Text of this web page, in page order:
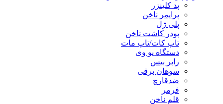
پد کلینزر
پرایمر ناخن
پلی ژل
پودر کاشت ناخن
تاپ کات/تاپ مات
دستگاه یو وی
رابر بیس
سوهان برقی
ضدقارچ
فرمر
قلم ناخن